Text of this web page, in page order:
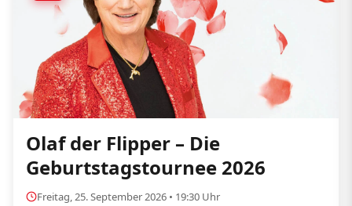
Olaf der Flipper – Die
Geburtstagstournee 2026
Freitag, 25. September 2026 • 19:30 Uhr